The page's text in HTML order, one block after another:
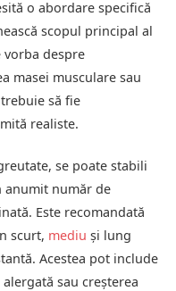
o abordare specifică
scopul principal al
despre
masei musculare sau
să fie
realiste.
se poate stabili
anumit număr de
Este recomandată
scurt, mediu și lung
Acestea pot include
sau creșterea